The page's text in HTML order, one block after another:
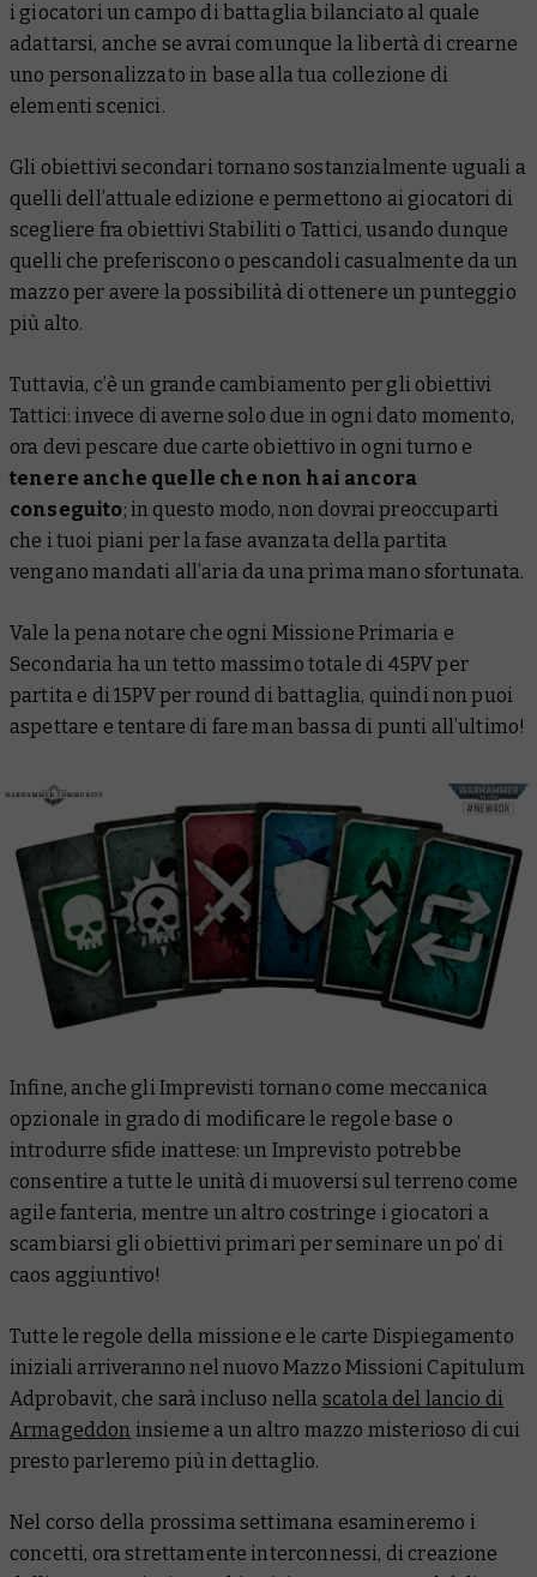
i giocatori un campo di battaglia bilanciato al quale
adattarsi, anche se avrai comunque la libertà di crearne
uno personalizzato in base alla tua collezione di
elementi scenici.
Gli obiettivi secondari tornano sostanzialmente uguali a
quelli dell’attuale edizione e permettono ai giocatori di
scegliere fra obiettivi Stabiliti o Tattici, usando dunque
quelli che preferiscono o pescandoli casualmente da un
mazzo per avere la possibilità di ottenere un punteggio
più alto.
Tuttavia, c’è un grande cambiamento per gli obiettivi
Tattici: invece di averne solo due in ogni dato momento,
ora devi pescare due carte obiettivo in ogni turno e
tenere anche quelle che non hai ancora
conseguito; in questo modo, non dovrai preoccuparti
che i tuoi piani per la fase avanzata della partita
vengano mandati all’aria da una prima mano sfortunata.
Vale la pena notare che ogni Missione Primaria e
Secondaria ha un tetto massimo totale di 45PV per
partita e di 15PV per round di battaglia, quindi non puoi
aspettare e tentare di fare man bassa di punti all’ultimo!
Infine, anche gli Imprevisti tornano come meccanica
opzionale in grado di modificare le regole base o
introdurre sfide inattese: un Imprevisto potrebbe
consentire a tutte le unità di muoversi sul terreno come
agile fanteria, mentre un altro costringe i giocatori a
scambiarsi gli obiettivi primari per seminare un po’ di
caos aggiuntivo!
Tutte le regole della missione e le carte Dispiegamento
iniziali arriveranno nel nuovo Mazzo Missioni Capitulum
Adprobavit, che sarà incluso nella scatola del lancio di
Armageddon insieme a un altro mazzo misterioso di cui
presto parleremo più in dettaglio.
Nel corso della prossima settimana esamineremo i
concetti, ora strettamente interconnessi, di creazione